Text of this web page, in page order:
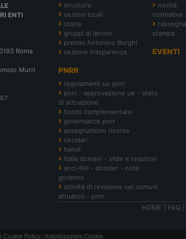
ENTI
Roma
Murri
struttura
sezioni locali
storia
gruppi di lavoro
premio Antonino Borghi
sezione trasparenza
novità
normative
rassegna
stampa
EVENTI
PNRR
regolamenti ue pnrr
pnrr - approvazione ue - stato
di attuazione
fondo complementare
governance pnrr
assegnazione risorse
circolari
bandi
italia domani - slide e relazioni
anci-ifel - dossier - note
governo
attività di revisione nei comuni
attuatori - pnrr
HOME
FAQ
Cookie Policy | Autorizzazioni Cookie